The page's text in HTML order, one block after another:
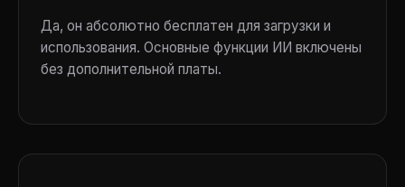
Да, он абсолютно бесплатен для загрузки и
использования. Основные функции ИИ включены
без дополнительной платы.